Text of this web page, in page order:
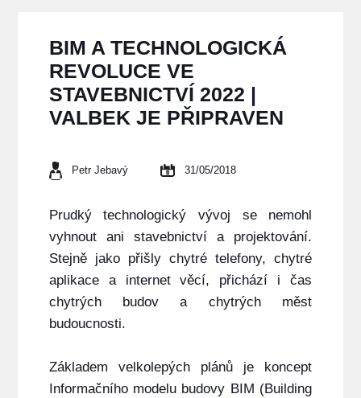
BIM A TECHNOLOGICKÁ
REVOLUCE VE
STAVEBNICTVÍ 2022 |
VALBEK JE PŘIPRAVEN
Petr Jebavý 31/05/2018
Prudký technologický vývoj se nemohl
vyhnout ani stavebnictví a projektování.
Stejně jako přišly chytré telefony, chytré
aplikace a internet věcí, přichází i čas
chytrých budov a chytrých měst
budoucnosti.
Základem velkolepých plánů je koncept
Informačního modelu budovy BIM (Building